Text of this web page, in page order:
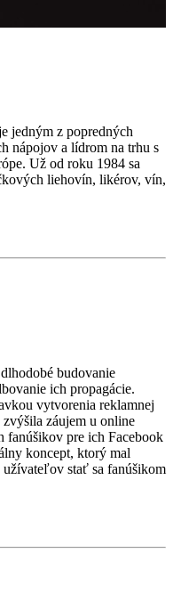
jedným z popredných
nápojov a lídrom na trhu s
Už od roku 1984 sa
liehovín, likérov, vín,
budovanie
ich propagácie.
vytvorenia reklamnej
zvýšila záujem u online
pre ich Facebook
koncept, ktorý mal
stať sa fanúšikom